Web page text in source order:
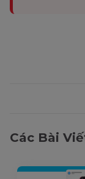
Các Bài